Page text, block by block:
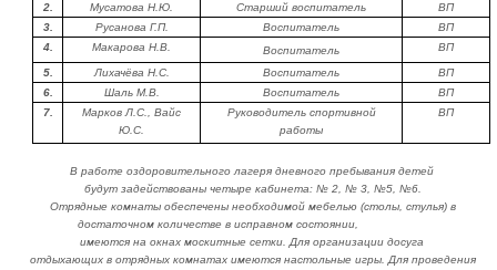
2.
Мусатова Н.Ю. Старший воспитатель
ВП
3.
Русанова Г.П. Воспитатель
ВП
4.
Макарова Н.В. Воспитатель ВП
5. Лихачёва Н.С. Воспитатель
ВП
6.
Шаль М.В. Воспитатель
ВП
7.
Марков Л.С., Вайс
Ю.С.
Руководитель спортивной
работы
ВП
В работе оздоровительного лагеря дневного пребывания детей
будут задействованы четыре кабинета: № 2, № 3, №5, №6.
Отрядные комнаты обеспечены необходимой мебелью (столы, стулья) в
достаточном количестве в исправном состоянии,
имеются на окнах москитные сетки. Для организации досуга
отдыхающих в отрядных комнатах имеются настольные игры. Для проведения